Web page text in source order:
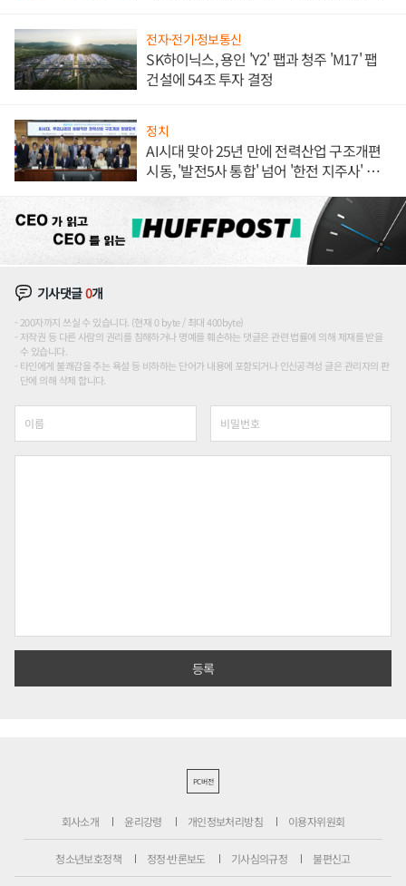
전자·전기·정보통신
SK하이닉스, 용인 'Y2' 팹과 청주 'M17' 팹
건설에 54조 투자 결정
정치
AI시대 맞아 25년 만에 전력산업 구조개편
시동, '발전5사 통합' 넘어 '한전 지주사' 재편
기사댓글0개
200자까지 쓰실 수 있습니다. (현재 0 byte / 최대 400byte)
저작권 등 다른 사람의 권리를 침해하거나 명예를 훼손하는 댓글은 관련 법률에 의해 제재를 받을
수 있습니다.
타인에게 불쾌감을 주는 욕설 등 비하하는 단어가 내용에 포함되거나 인신공격성 글은 관리자의 판
단에 의해 삭제 합니다.
PC버전
회사소개 윤리강령 개인정보처리방침 이용자위원회
청소년보호정책 정정·반론보도 기사심의규정 불편신고